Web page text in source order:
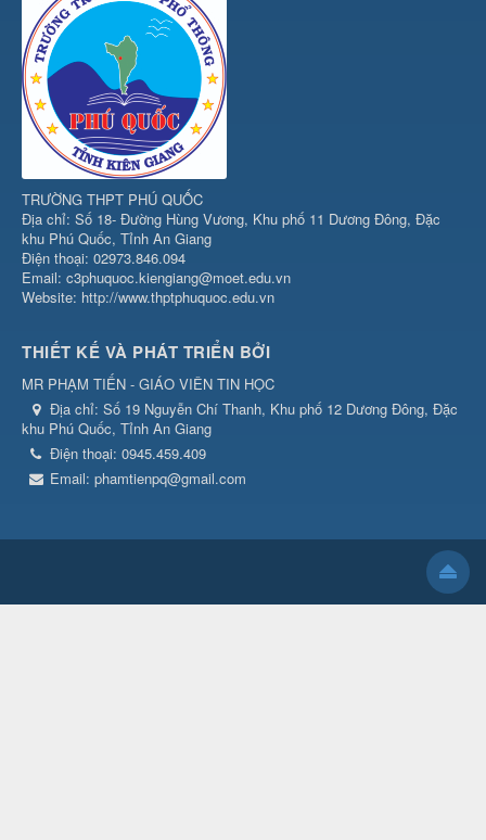
TRƯỜNG THPT PHÚ QUỐC
Địa chỉ: Số 18- Đường Hùng Vương, Khu phố 11 Dương Đông, Đặc
khu Phú Quốc, Tỉnh An Giang
Điện thoại: 02973.846.094
Email: c3phuquoc.kiengiang@moet.edu.vn
Website: http://www.thptphuquoc.edu.vn
THIẾT KẾ VÀ PHÁT TRIỂN BỞI
MR PHẠM TIẾN - GIÁO VIÊN TIN HỌC
Địa chỉ: Số 19 Nguyễn Chí Thanh, Khu phố 12 Dương Đông, Đặc
khu Phú Quốc, Tỉnh An Giang
Điện thoại: 0945.459.409
Email: phamtienpq@gmail.com